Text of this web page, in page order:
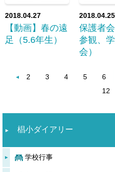
2018.04.27
【動画】春の遠
足（5.6年生）
2018.04.25
保護者
参観、
会）
2 3 4 5 6
12
椙小ダイアリー
学校行事